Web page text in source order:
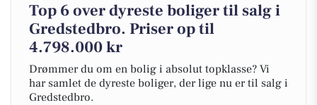
Top 6 over dyreste boliger til salg i
Gredstedbro. Priser op til
4.798.000 kr
Drømmer du om en bolig i absolut topklasse? Vi
har samlet de dyreste boliger, der lige nu er til salg i
Gredstedbro.